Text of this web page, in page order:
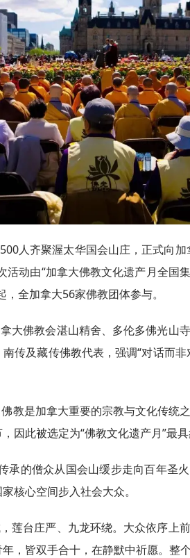
人齐聚渥太华国会山庄，正式向
活动由“加拿大佛教文化遗产月全国
全加拿大56家佛教团体参与。
大佛教会湛山精舍、多伦多佛光山
传及藏传佛教代表，强调“对话而
教是加拿大重要的宗教与文化传统
因此被选定为“佛教文化遗产月”最具
承的僧众从国会山缓步走向百年圣
核心空间步入社会大众。
莲台庄严、九龙环绕。大众依序上
，皆双手合十，在静默中祈愿。整